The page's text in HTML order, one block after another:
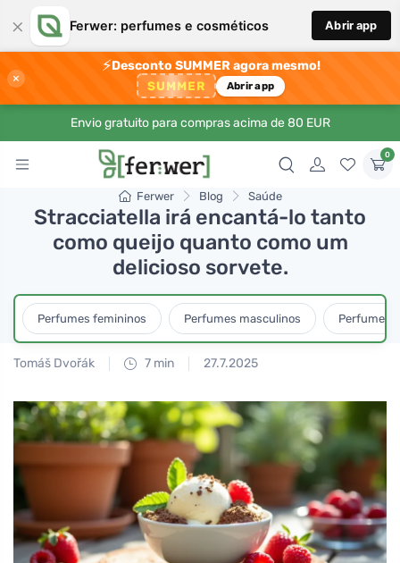
× Ferwer: perfumes e cosméticos Abrir app
×
⚡Desconto SUMMER agora mesmo!
SUMMER Abrir app
Envio gratuito para compras acima de 80 EUR
0
Ferwer Blog Saúde
Stracciatella irá encantá-lo tanto
como queijo quanto como um
delicioso sorvete.
Perfumes femininos Perfumes masculinos Perfumes
Tomáš Dvořák 7 min 27.7.2025